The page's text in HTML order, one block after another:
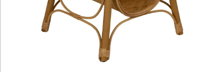
Profesionales